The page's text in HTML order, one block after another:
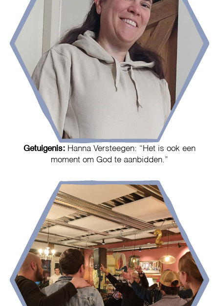
Getuigenis: Hanna Versteegen: “Het is ook een
moment om God te aanbidden.”